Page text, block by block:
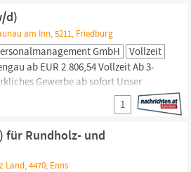
und bringen Menschen und
Für einen unserer Kunden
d)
am Inn, 5211, Friedburg
GmbH
Vollzeit
ab EUR 2.806,54 Vollzeit Ab 3-
Gewerbe ab sofort Unser
und
(KV EMI), ist der weltweit
innovativer Kran- und
wir eineStaplerfahrer:in
1
Rundholz- und
Land, 4470, Enns